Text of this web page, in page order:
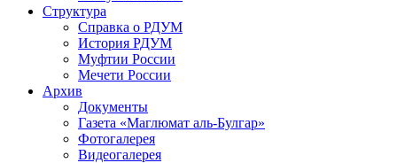
Структура
Справка о РДУМ
История РДУМ
Муфтии России
Мечети России
Архив
Документы
Газета «Маглюмат аль-Булгар»
Фотогалерея
Видеогалерея